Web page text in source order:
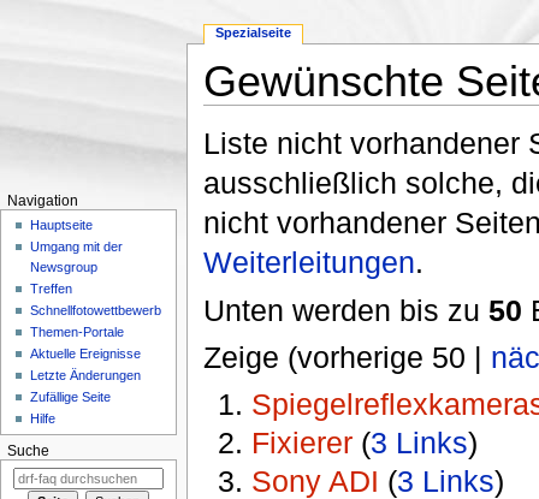
Gewünschte
Liste nicht vorhandener
ausschließlich solche,
nicht vorhandener
Weiterleitungen.
Unten werden bis zu 50
Zeige (vorherige 50 |
Fixierer ‏‎ (3 Links)
Sony ADI ‏‎ (3 Links)
Spezialseite
Navigation
Hauptseite
Umgang mit der
Newsgroup
Treffen
Schnellfotowettbewerb
Themen-Portale
Aktuelle Ereignisse
Letzte Änderungen
Zufällige Seite
Hilfe
Suche